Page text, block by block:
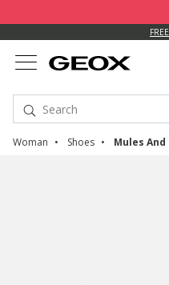
Woman Shoes Mules